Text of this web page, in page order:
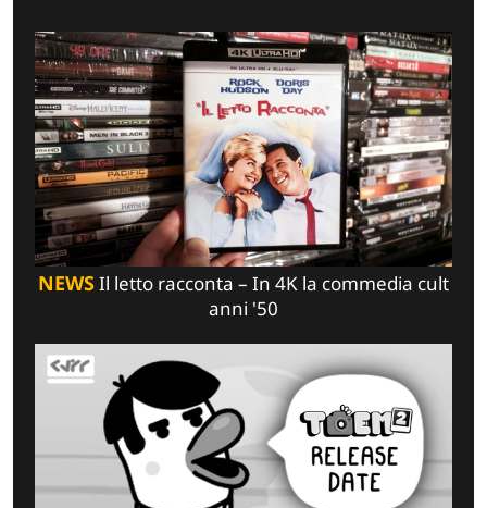
NEWSIl letto racconta – In 4K la commedia cult
anni '50